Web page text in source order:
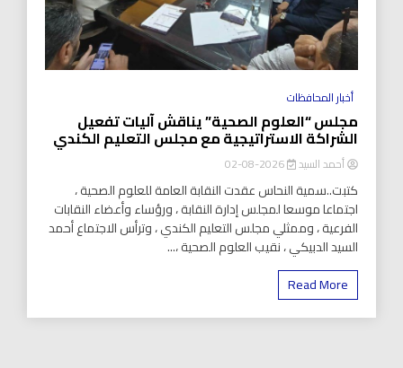
أخبار المحافظات
مجلس “العلوم الصحية” يناقش آليات تفعيل
الشراكة الاستراتيجية مع مجلس التعليم الكندي
أحمد السيد 2026-08-02
كتبت..سمية النحاس عقدت النقابة العامة للعلوم الصحية ،
اجتماعا موسعا لمجلس إدارة النقابة ، ورؤساء وأعضاء النقابات
الفرعية ، وممثلي مجلس التعليم الكندي ، وترأس الاجتماع أحمد
السيد الدبيكي ، نقيب العلوم الصحية ،...
Read More